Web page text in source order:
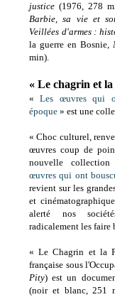
justice(1976, 278
Barbie, sa vie et
Veillées d'armes :
la guerre en Bosnie,
min).
« Le chagrin et
«Les œuvres qui
époque » est une
« Choc culturel,
œuvres coup de
nouvelle
œuvres qui ont
revient sur les
et
alerté nos
radicalement les faire
« Le Chagrin et la
française sous
Pity) est un
(noir et blanc, 251